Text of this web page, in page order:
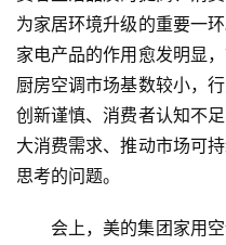
为家居环境升级的重要一
家电产品的作用愈发明显
厨房空调市场基数较小，
创新谨慎、消费者认知不
大消费需求、推动市场可
思考的问题。
会上，美的集团家用